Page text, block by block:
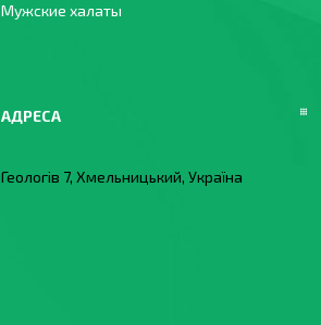
Мужские халаты
Геологів 7, Хмельницький, Україна